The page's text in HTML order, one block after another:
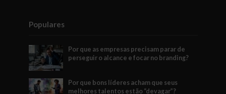
Populares
Por que as empresas precisam parar de
perseguir o alcance e focar no branding?
Por que bons líderes acham que seus
melhores talentos estão “devagar”?